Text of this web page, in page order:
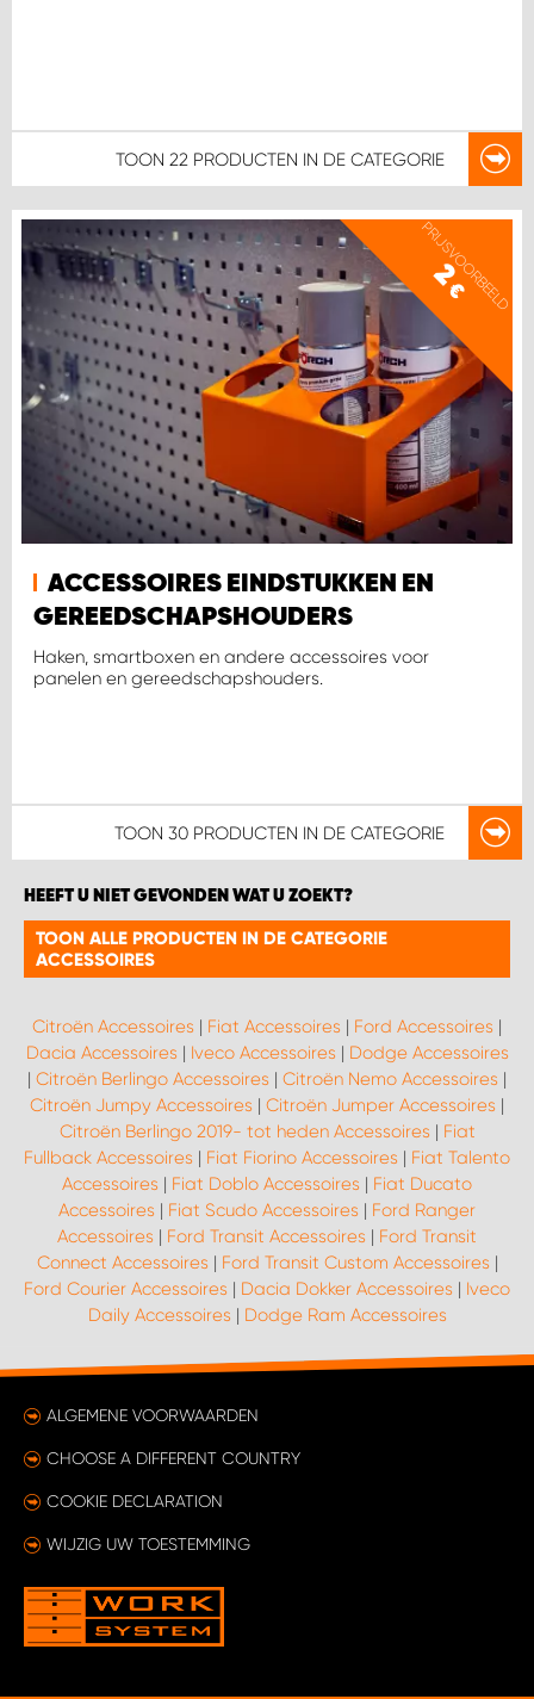
TOON 22 PRODUCTEN IN DE CATEGORIE
PRIJSVOORBEELD
2
€
ACCESSOIRES EINDSTUKKEN EN
GEREEDSCHAPSHOUDERS
Haken, smartboxen en andere accessoires voor
panelen en gereedschapshouders.
TOON 30 PRODUCTEN IN DE CATEGORIE
HEEFT U NIET GEVONDEN WAT U ZOEKT?
TOON ALLE PRODUCTEN IN DE CATEGORIE
ACCESSOIRES
Citroën Accessoires | Fiat Accessoires | Ford Accessoires |
Dacia Accessoires | Iveco Accessoires | Dodge Accessoires
| Citroën Berlingo Accessoires | Citroën Nemo Accessoires |
Citroën Jumpy Accessoires | Citroën Jumper Accessoires |
Citroën Berlingo 2019- tot heden Accessoires | Fiat
Fullback Accessoires | Fiat Fiorino Accessoires | Fiat Talento
Accessoires | Fiat Doblo Accessoires | Fiat Ducato
Accessoires | Fiat Scudo Accessoires | Ford Ranger
Accessoires | Ford Transit Accessoires | Ford Transit
Connect Accessoires | Ford Transit Custom Accessoires |
Ford Courier Accessoires | Dacia Dokker Accessoires | Iveco
Daily Accessoires | Dodge Ram Accessoires
ALGEMENE VOORWAARDEN
CHOOSE A DIFFERENT COUNTRY
COOKIE DECLARATION
WIJZIG UW TOESTEMMING